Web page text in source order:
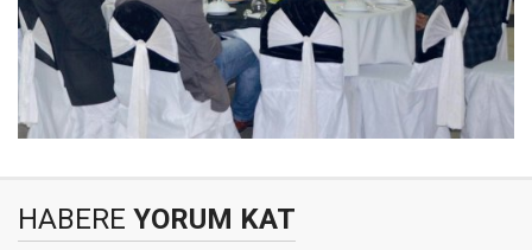
HABERE YORUM KAT